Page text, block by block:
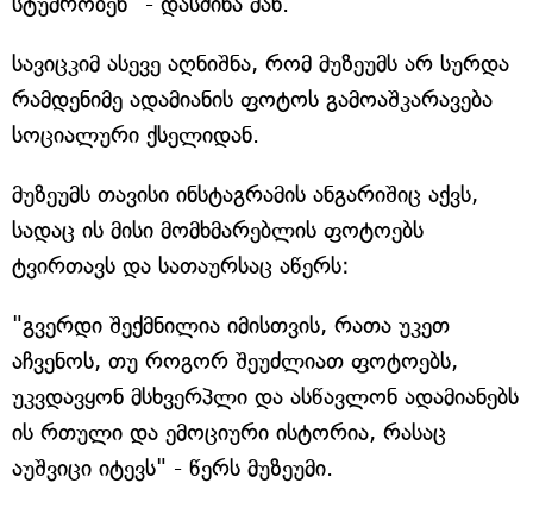
სავიცკიმ ასევე აღნიშნა, რომ მუზეუმს არ სურდა
რამდენიმე ადამიანის ფოტოს გამოაშკარავება
სოციალური ქსელიდან.
მუზეუმს თავისი ინსტაგრამის ანგარიშიც აქვს,
სადაც ის მისი მომხმარებლის ფოტოებს
ტვირთავს და სათაურსაც აწერს:
"გვერდი შექმნილია იმისთვის, რათა უკეთ
აჩვენოს, თუ როგორ შეუძლიათ ფოტოებს,
უკვდავყონ მსხვერპლი და ასწავლონ ადამიანებს
ის რთული და ემოციური ისტორია, რასაც
აუშვიცი იტევს" - წერს მუზეუმი.